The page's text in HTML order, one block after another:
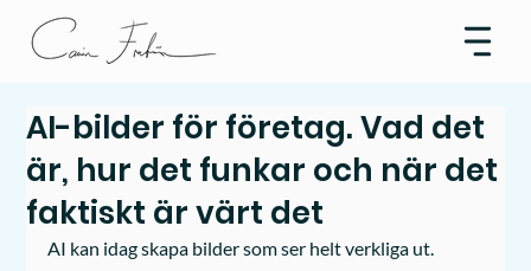
AI-bilder för företag. Vad det
är, hur det funkar och när det
faktiskt är värt det
AI kan idag skapa bilder som ser helt verkliga ut.